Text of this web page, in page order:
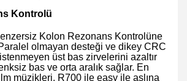
Kontrolü
Kolon Rezonans Kontrolüne
olmayan desteği ve dikey CRC
üst bas zirvelerini azaltır
bas ve orta aralık sağlar. En
müzikleri, R700 ile easy ile aslına